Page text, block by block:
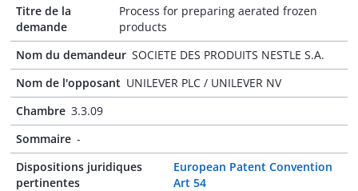
Titre de la
demande
Process for preparing aerated frozen
products
Nom du demandeur SOCIETE DES PRODUITS NESTLE S.A.
Nom de l'opposant UNILEVER PLC / UNILEVER NV
Chambre 3.3.09
Sommaire -
Dispositions juridiques
pertinentes
European Patent Convention
Art 54